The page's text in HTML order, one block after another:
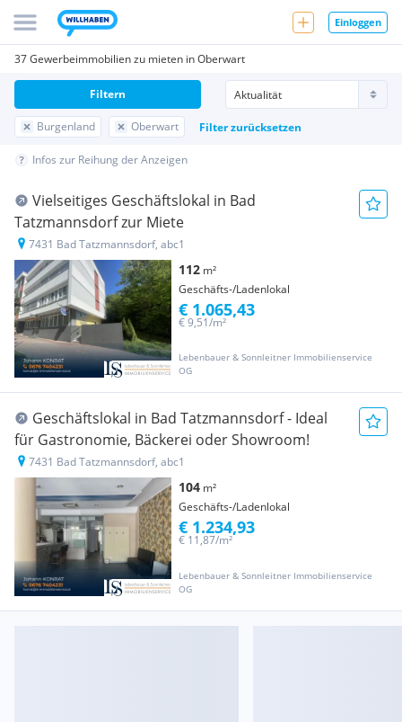
Einloggen
37 Gewerbeimmobilien zu mieten in Oberwart
Burgenland Oberwart Filter zurücksetzen
Filtern
Infos zur Reihung der Anzeigen
Vielseitiges Geschäftslokal in Bad
Tatzmannsdorf zur Miete
7431 Bad Tatzmannsdorf, abc1
112 m²
Geschäfts-/Ladenlokal
Lebenbauer & Sonnleitner Immobilienservice
OG
€ 9,51/m²
€ 1.065,43
Geschäftslokal in Bad Tatzmannsdorf - Ideal
für Gastronomie, Bäckerei oder Showroom!
7431 Bad Tatzmannsdorf, abc1
104 m²
Geschäfts-/Ladenlokal
Lebenbauer & Sonnleitner Immobilienservice
OG
€ 11,87/m²
€ 1.234,93